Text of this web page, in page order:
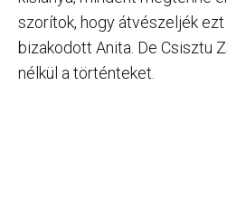
szorítok, hogy átvészeljék
bizakodott Anita. De Csisztu
nélkül a történteket.